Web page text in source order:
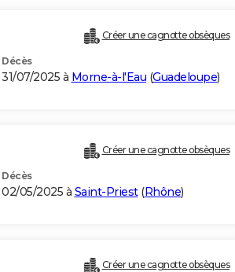
Créer une cagnotte obsèques
Décès
31/07/2025 à Morne-à-l'Eau (Guadeloupe)
Créer une cagnotte obsèques
Décès
02/05/2025 à Saint-Priest(Rhône)
Créer une cagnotte obsèques